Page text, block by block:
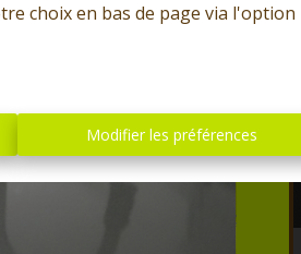
choix en bas de page via l'option
Modifier les préférences